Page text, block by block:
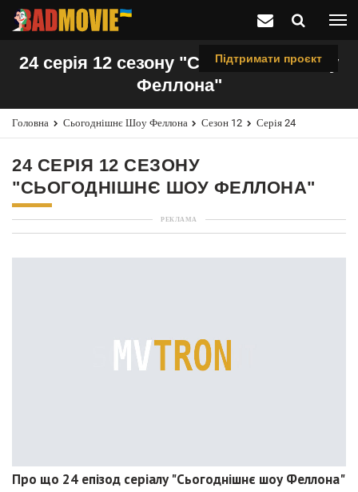
Підтримати проєкт
24 серія 12 сезону "Сьогоднішнє шоу
Феллона"
Головна Сьогоднішнє Шоу Феллона Сезон 12 Серія 24
24 СЕРІЯ 12 СЕЗОНУ
"СЬОГОДНІШНЄ ШОУ ФЕЛЛОНА"
РЕКЛАМА
Про що 24 епізод серіалу "Сьогоднішнє шоу Феллона"